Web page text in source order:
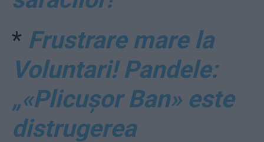
* Frustrare mare la
Voluntari! Pandele:
„«Plicușor Ban» este
distrugerea